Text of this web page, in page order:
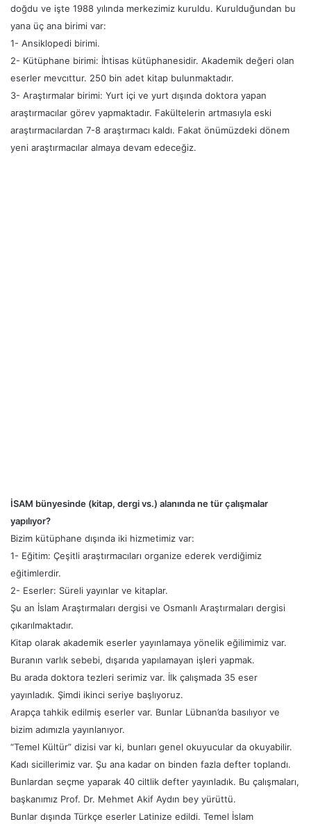
doğdu ve işte 1988 yılında merkezimiz kuruldu. Kurulduğundan bu
yana üç ana birimi var:
1- Ansiklopedi birimi.
2- Kütüphane birimi: İhtisas kütüphanesidir. Akademik değeri olan
eserler mevcıttur. 250 bin adet kitap bulunmaktadır.
3- Araştırmalar birimi: Yurt içi ve yurt dışında doktora yapan
araştırmacılar görev yapmaktadır. Fakültelerin artmasıyla eski
araştırmacılardan 7-8 araştırmacı kaldı. Fakat önümüzdeki dönem
yeni araştırmacılar almaya devam edeceğiz.
İSAM bünyesinde (kitap, dergi vs.) alanında ne tür çalışmalar
yapılıyor?
Bizim kütüphane dışında iki hizmetimiz var:
1- Eğitim: Çeşitli araştırmacıları organize ederek verdiğimiz
eğitimlerdir.
2- Eserler: Süreli yayınlar ve kitaplar.
Şu an İslam Araştırmaları dergisi ve Osmanlı Araştırmaları dergisi
çıkarılmaktadır.
Kitap olarak akademik eserler yayınlamaya yönelik eğilimimiz var.
Buranın varlık sebebi, dışarıda yapılamayan işleri yapmak.
Bu arada doktora tezleri serimiz var. İlk çalışmada 35 eser
yayınladık. Şimdi ikinci seriye başlıyoruz.
Arapça tahkik edilmiş eserler var. Bunlar Lübnan’da basılıyor ve
bizim adımızla yayınlanıyor.
“Temel Kültür” dizisi var ki, bunları genel okuyucular da okuyabilir.
Kadı sicillerimiz var. Şu ana kadar on binden fazla defter toplandı.
Bunlardan seçme yaparak 40 ciltlik defter yayınladık. Bu çalışmaları,
başkanımız Prof. Dr. Mehmet Akif Aydın bey yürüttü.
Bunlar dışında Türkçe eserler Latinize edildi. Temel İslam